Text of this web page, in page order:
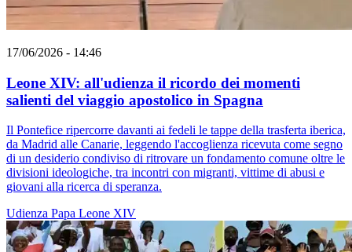
17/06/2026 - 14:46
Leone XIV: all'udienza il ricordo dei momenti
salienti del viaggio apostolico in Spagna
Il Pontefice ripercorre davanti ai fedeli le tappe della trasferta iberica,
da Madrid alle Canarie, leggendo l'accoglienza ricevuta come segno
di un desiderio condiviso di ritrovare un fondamento comune oltre le
divisioni ideologiche, tra incontri con migranti, vittime di abusi e
giovani alla ricerca di speranza.
Udienza Papa Leone XIV